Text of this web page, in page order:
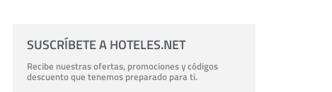
SUSCRÍBETE A HOTELES.NET
Recibe nuestras ofertas, promociones y códigos
descuento que tenemos preparado para ti.